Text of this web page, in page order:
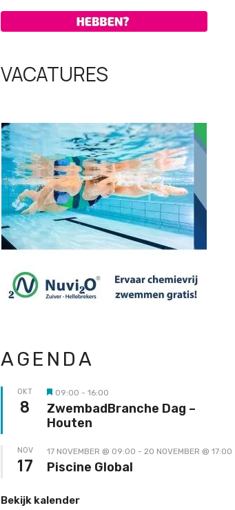
VACATURES
AGENDA
OKT
8 Uitgelicht
09:00 - 16:00
ZwembadBranche Dag –
Houten
NOV
17
17 NOVEMBER @ 09:00 - 20 NOVEMBER @ 17:00
Piscine Global
Bekijk kalender